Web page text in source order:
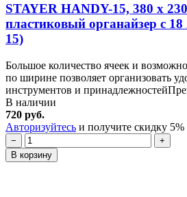
STAYER HANDY-15, 380 x
пластиковый органайзер с
15)
Большое количество ячеек и
по ширине позволяет организовать
инструментов и
В наличии
720 руб.
Авторизуйтесь и получите скидку 5%
−
+
В корзину